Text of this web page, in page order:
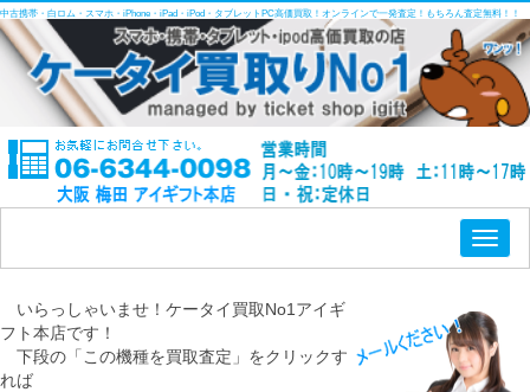
中古携帯・白ロム・スマホ・iPhone・iPad・iPod・タブレットPC高価買取！オンラインで一発査定！もちろん査定無料！！
いらっしゃいませ！ケータイ買取No1アイギ
フト本店です！
下段の「この機種を買取査定」をクリックす
れば